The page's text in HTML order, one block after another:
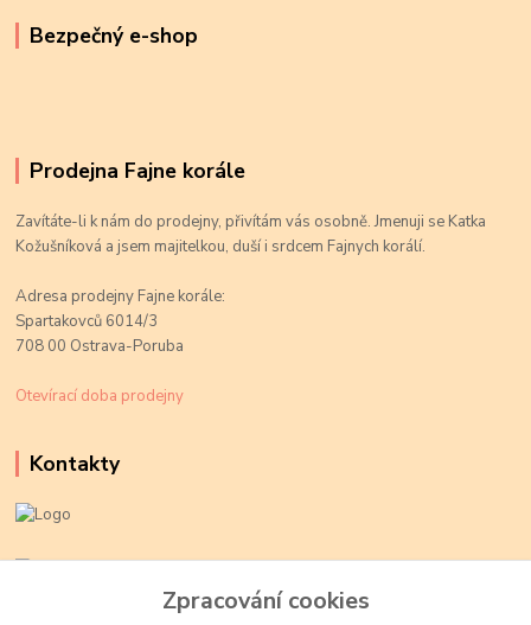
Bezpečný e-shop
Prodejna Fajne korále
Zavítáte-li k nám do prodejny, přivítám vás osobně. Jmenuji se Katka
Kožušníková a jsem majitelkou, duší i srdcem Fajnych korálí.
Adresa prodejny Fajne korále:
Spartakovců 6014/3
708 00 Ostrava-Poruba
Otevírací doba prodejny
Kontakty
+420 774 719 784
Zpracování cookies